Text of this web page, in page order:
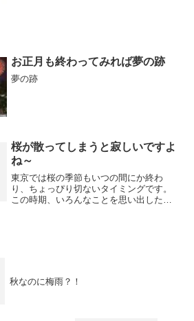
お正月も終わってみれば夢の跡
夢の跡
桜が散ってしまうと寂しいですよ
ね～
東京では桜の季節もいつの間にか終わ
り、ちょっぴり切ないタイミングです。
この時期、いろんなことを思い出したり
秋なのに梅雨？！